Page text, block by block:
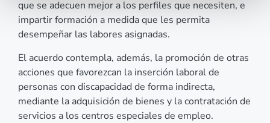
que se adecuen mejor a los perfiles que necesiten, e
impartir formación a medida que les permita
desempeñar las labores asignadas.
El acuerdo contempla, además, la promoción de otras
acciones que favorezcan la inserción laboral de
personas con discapacidad de forma indirecta,
mediante la adquisición de bienes y la contratación de
servicios a los centros especiales de empleo.